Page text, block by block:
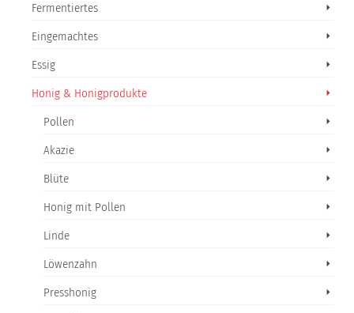
Fermentiertes
Eingemachtes
Essig
Honig & Honigprodukte
Pollen
Akazie
Blüte
Honig mit Pollen
Linde
Löwenzahn
Presshonig